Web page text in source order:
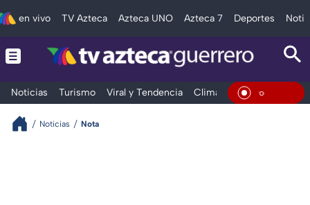
en vivo TV Azteca Azteca UNO Azteca 7 Deportes
Noticias Turismo Viral y Tendencia Clima Deportes En Vivo
Noticias Nota